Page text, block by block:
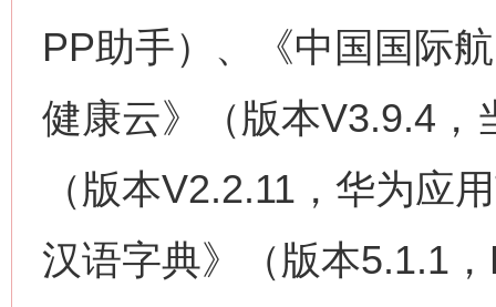
PP助手）、《中国国际
健康云》（版本V3.9.4，
（版本V2.2.11，华为应
汉语字典》（版本5.1.1